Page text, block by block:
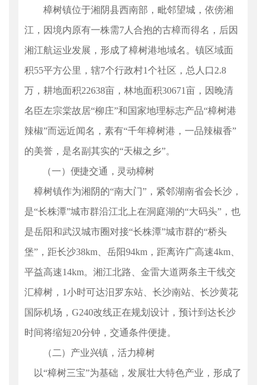
樟树镇位于湘阴县西南部，毗邻望城，依傍湘
江，因境内原有一株需7人合抱的古樟而得名，后因
湘江航运业发展，形成了樟树港地域名。镇区域面
积55平方公里，辖7个行政村1个社区，总人口2.8
万，耕地面积22638亩，林地面积30671亩，因晚清
名臣左宗棠故居“柳庄”和国家地理标志产品“樟树港
辣椒”而远近闻名，素有“千年樟树港，一品辣椒香”
的美誉，是名副其实的“天椒之乡”。
（一）便捷交通 ，灵动樟树
樟树镇作为湘阴的“南大门”，紧邻湖南省会长沙，
是“长株潭”城市群沿江北上在洞庭湖的“大码头”，也
是岳阳和武汉城市圈对接“长株潭”城市群的“桥头
堡”，距长沙38km、岳阳94km，距离许广高速4km、
平益高速14km。湘江北路、金雷大道两条主干线交
汇樟树，1小时可达汨罗东站、长沙南站、长沙黄花
国际机场， G240改线正在规划设计 ， 预计到达长沙
时间将缩短20分钟， 交通条件便捷。
（二）产业兴镇，活力樟树
以“樟树三宝”为基础，发展壮大特色产业，形成了